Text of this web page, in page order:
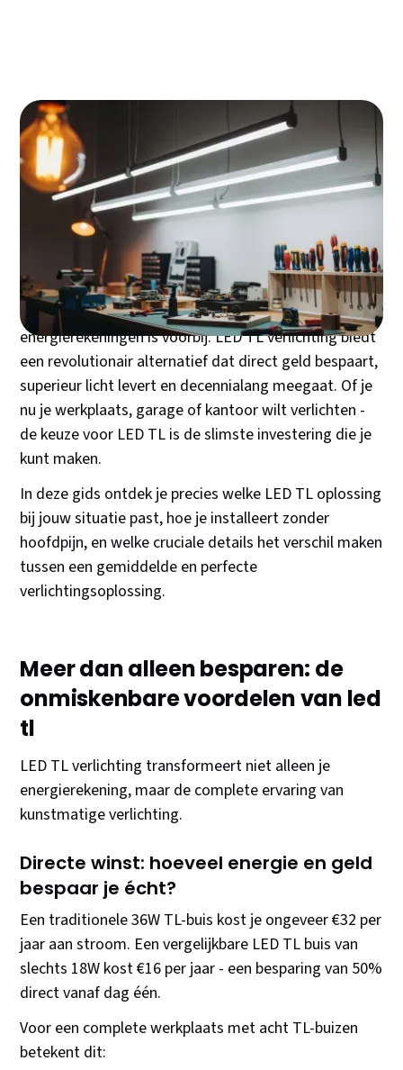
< lang="nl">
De overstap naar LED TL
verlichting: tips voor keuze
en installatie
De tijd van flikkerende TL-buizen en hoge
energierekeningen is voorbij. LED TL verlichting biedt
een revolutionair alternatief dat direct geld bespaart,
superieur licht levert en decennialang meegaat. Of je
nu je werkplaats, garage of kantoor wilt verlichten -
de keuze voor LED TL is de slimste investering die je
kunt maken.
In deze gids ontdek je precies welke LED TL oplossing
bij jouw situatie past, hoe je installeert zonder
hoofdpijn, en welke cruciale details het verschil maken
tussen een gemiddelde en perfecte
verlichtingsoplossing.
Meer dan alleen besparen: de
onmiskenbare voordelen van led
tl
LED TL verlichting transformeert niet alleen je
energierekening, maar de complete ervaring van
kunstmatige verlichting.
Directe winst: hoeveel energie en geld
bespaar je écht?
Een traditionele 36W TL-buis kost je ongeveer €32 per
jaar aan stroom. Een vergelijkbare LED TL buis van
slechts 18W kost €16 per jaar - een besparing van 50%
direct vanaf dag één.
Voor een complete werkplaats met acht TL-buizen
betekent dit: